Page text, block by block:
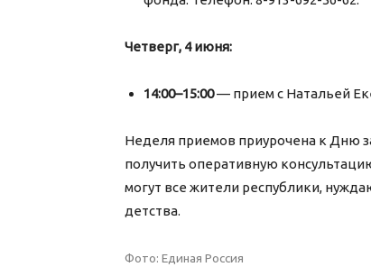
Четверг, 4 июня:
14:00–15:00— прием с Натальей
Неделя приемов приурочена к Дню
получить оперативную
могут все жители республики,
детства.
Фото: Единая Россия